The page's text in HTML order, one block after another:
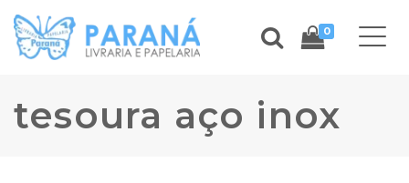
0
tesoura aço inox